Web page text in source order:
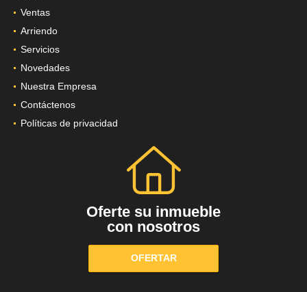
Ventas
Arriendo
Servicios
Novedades
Nuestra Empresa
Contáctenos
Políticas de privacidad
Oferte su inmueble
con nosotros
OFERTAR